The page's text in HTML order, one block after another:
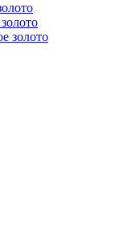
золото